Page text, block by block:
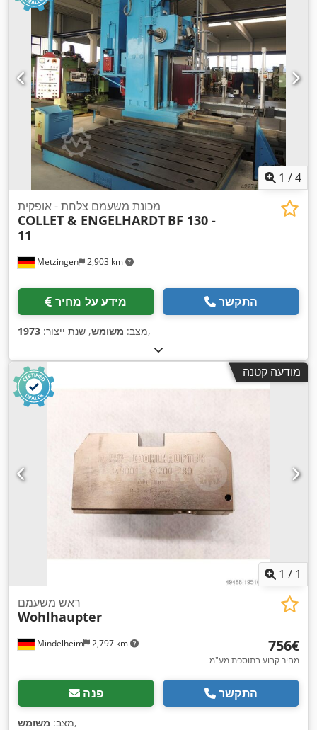
1 /4
Metzingen 2,903 km
מכונת משעמם צלחת - אופקית
COLLET & ENGELHARDT BF 130 -
11
מידע על מחיר התקשר
מצב: משומש, שנת ייצור: 1973 ,
מודעה קטנה
1 / 1
Mindelheim 2,797 km
ראש משעמם
Wohlhaupter
‏756 ‏€
מחיר קבוע בתוספת מע"מ
פנה התקשר
מצב: משומש ,